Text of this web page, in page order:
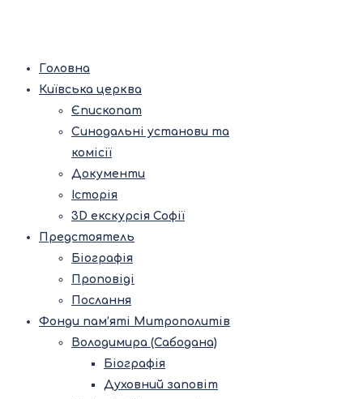
Головна
Київська церква
Єпископат
Синодальні установи та
комісії
Документи
Історія
3D екскурсія Софії
Предстоятель
Біографія
Проповіді
Послання
Фонди пам’яті Митрополитів
Володимира (Сабодана)
Біографія
Духовний заповіт